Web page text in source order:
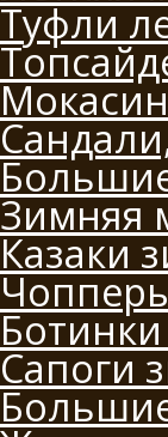
Туфли
Зимняя
Казаки
Сапоги